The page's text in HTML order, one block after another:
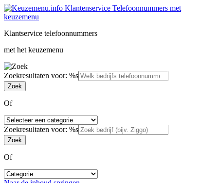
Klantservice telefoonnummers
met het keuzemenu
Zoekresultaten voor: %s
Of
Zoekresultaten voor: %s
Of